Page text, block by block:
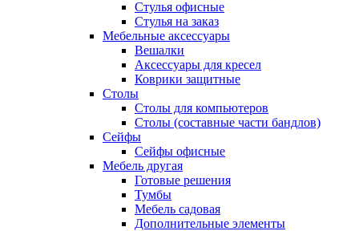
Стулья офисные
Стулья на заказ
Мебельные аксессуары
Вешалки
Аксессуары для кресел
Коврики защитные
Столы
Столы для компьютеров
Столы (составные части бандлов)
Сейфы
Сейфы офисные
Мебель другая
Готовые решения
Тумбы
Мебель садовая
Дополнительные элементы